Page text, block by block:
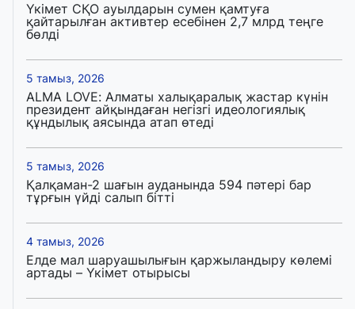
Үкімет СҚО ауылдарын сумен қамтуға
қайтарылған активтер есебінен 2,7 млрд теңге
бөлді
5 тамыз, 2026
ALMA LOVE: Алматы халықаралық жастар күнін
президент айқындаған негізгі идеологиялық
құндылық аясында атап өтеді
5 тамыз, 2026
Қалқаман-2 шағын ауданында 594 пәтері бар
тұрғын үйді салып бітті
4 тамыз, 2026
Елде мал шаруашылығын қаржыландыру көлемі
артады – Үкімет отырысы